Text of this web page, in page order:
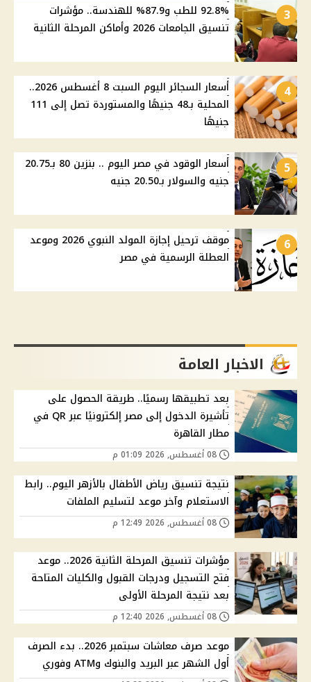
3
92.8% للطب و87.9% للهندسة.. مؤشرات
تنسيق الجامعات 2026 وأماكن المرحلة الثانية
4
أسعار السجائر اليوم السبت 8 أغسطس 2026..
المحلية بـ48 جنيهًا والمستوردة تصل إلى 111
جنيهًا
5
أسعار الوقود في مصر اليوم .. بنزين 80 بـ20.75
جنيه والسولار بـ20.50 جنيه
6
موقف ترحيل إجازة المولد النبوي 2026 وموعد
العطلة الرسمية في مصر
الاخبار العامة
بعد تطبيقها رسميًا.. طريقة الحصول على
تأشيرة الدخول إلى مصر إلكترونيًا عبر QR في
مطار القاهرة
نتيجة تنسيق رياض الأطفال بالأزهر اليوم.. رابط
الاستعلام وآخر موعد لتسليم الملفات
مؤشرات تنسيق المرحلة الثانية 2026.. موعد
فتح التسجيل ودرجات القبول والكليات المتاحة
بعد نتيجة المرحلة الأولى
موعد صرف معاشات سبتمبر 2026.. بدء الصرف
أول الشهر عبر البريد والبنوك وATM وفوري